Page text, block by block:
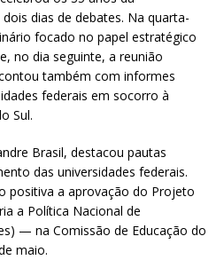
dias de debates. Na quarta-
focado no papel estratégico
no dia seguinte, a reunião
também com informes
federais em socorro à
Sul.
Brasil, destacou pautas
das universidades federais.
positiva a aprovação do Projeto
a Política Nacional de
— na Comissão de Educação do
maio.